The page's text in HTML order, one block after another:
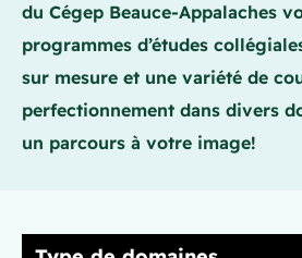
du Cégep Beauce-Appalaches
programmes d’études
sur mesure et une variété de
perfectionnement dans divers
un parcours à votre image!